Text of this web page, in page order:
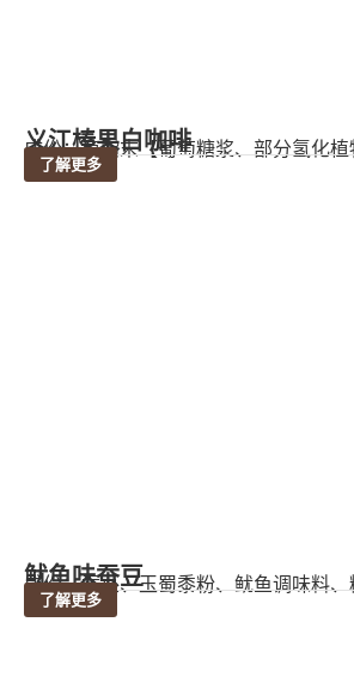
义江榛果白咖啡
成份：植脂末【葡萄糖浆、部分氢化植
了解更多
鱿鱼味蚕豆
成份：蚕豆、玉蜀黍粉、鱿鱼调味料、
了解更多